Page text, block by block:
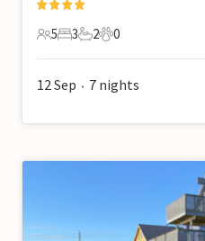
5 Gäste
5
3 Schlafzimmer
3
2 Badezimmer
2
0 Haustiere
0
12 Sep • 7 nights